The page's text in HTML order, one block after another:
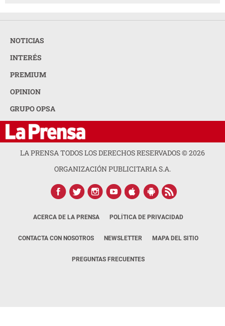
NOTICIAS
INTERÉS
PREMIUM
OPINION
GRUPO OPSA
LA PRENSA TODOS LOS DERECHOS RESERVADOS ©2026
ORGANIZACIÓN PUBLICITARIA S.A.
ACERCA DE LA PRENSA POLÍTICA DE PRIVACIDAD
CONTACTA CON NOSOTROS NEWSLETTER MAPA DEL SITIO
PREGUNTAS FRECUENTES